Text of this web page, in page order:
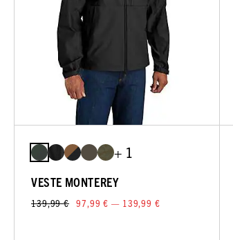
+ 1
VESTE MONTEREY
139,99 € 97,99 € — 139,99 €